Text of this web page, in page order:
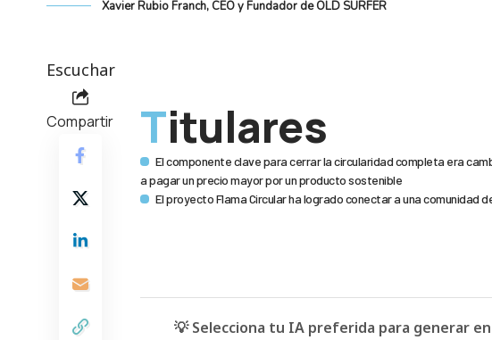
Xavier Rubio Franch, CEO y Fundador de OLD SURFER
Escuchar
Compartir Titulares
El componente clave para cerrar la circularidad completa era
a pagar un precio mayor por un producto sostenible
El proyecto Flama Circular ha logrado conectar a una comunidad
💡 Selecciona tu IA preferida para generar